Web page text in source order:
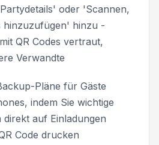
oder 'Scannen,
hinzuzufügen' hinzu -
QR Codes vertraut,
Verwandte
Pläne für Gäste
indem Sie wichtige
auf Einladungen
Code drucken